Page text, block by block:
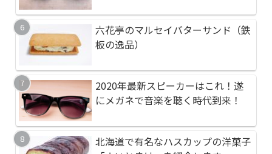
六花亭のマルセイバターサンド（鉄
板の逸品）
2020年最新スピーカーはこれ！遂
にメガネで音楽を聴く時代到来！
北海道で有名なハスカップの洋菓子
おすすめの天然水【
高品質イヤホンを使
立つアダプタを紹介し
愛犬のブラッシング
おすすめの天然水【
健康に良いおすすめ
とは？【バルサミコ酢
おすすめの高級紅茶(